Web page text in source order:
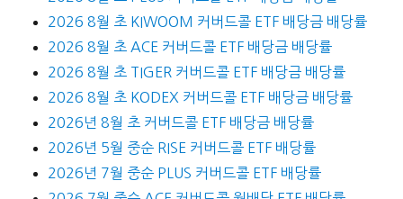
2026 8월 초 KIWOOM 커버드콜 ETF 배당금 배당률
2026 8월 초 ACE 커버드콜 ETF 배당금 배당률
2026 8월 초 TIGER 커버드콜 ETF 배당금 배당률
2026 8월 초 KODEX 커버드콜 ETF 배당금 배당률
2026년 8월 초 커버드콜 ETF 배당금 배당률
2026년 5월 중순 RISE 커버드콜 ETF 배당률
2026년 7월 중순 PLUS 커버드콜 ETF 배당률